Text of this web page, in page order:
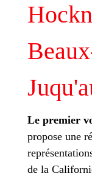
Le premier
propose une
de la